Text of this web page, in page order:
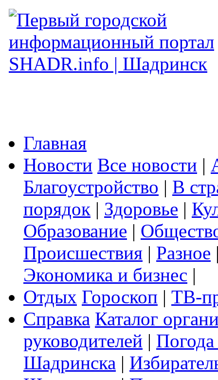
Главная
Новости Все новости |
Благоустройство | В
порядок | Здоровье |
Образование |
Происшествия | Разное
Экономика и бизнес |
Отдых Гороскоп | ТВ-
Справка Каталог
руководителей |
Шадринска |